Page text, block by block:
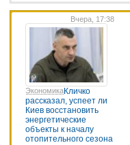
Вчера, 17:38
ЭкономикаКличко
рассказал, успеет ли
Киев восстановить
энергетические
объекты к началу
отопительного сезона